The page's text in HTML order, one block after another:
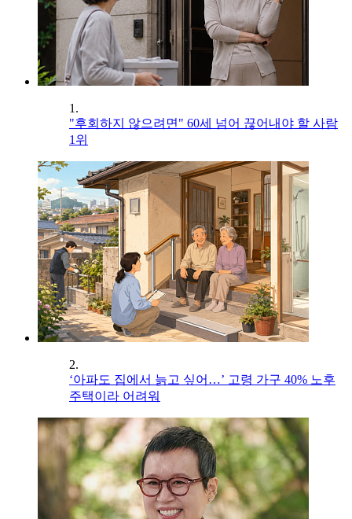
1.
"후회하지 않으려면" 60세 넘어 끊어내야 할 사람
1위
2.
‘아파도 집에서 늙고 싶어…’ 고령 가구 40% 노후
주택이라 어려워